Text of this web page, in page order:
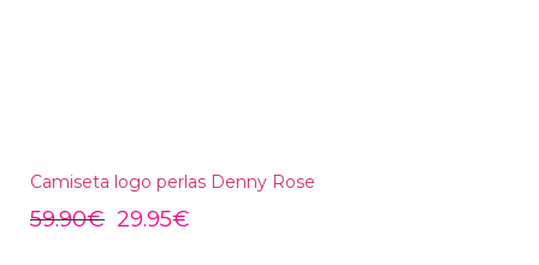
Camiseta logo perlas Denny Rose
59.90€ 29.95€